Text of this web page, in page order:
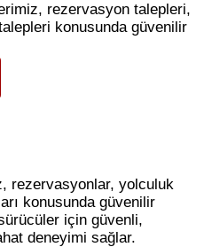
rezervasyon talepleri,
konusunda güvenilir
rezervasyonlar, yolculuk
konusunda güvenilir
için güvenli,
deneyimi sağlar.